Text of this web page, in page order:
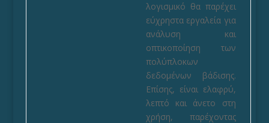
λογισμικό θα παρέχει
εύχρηστα εργαλεία για
ανάλυση και
οπτικοποίηση των
πολύπλοκων
δεδομένων βάδισης.
Επίσης, είναι ελαφρύ,
λεπτό και άνετο στη
χρήση, παρέχοντας